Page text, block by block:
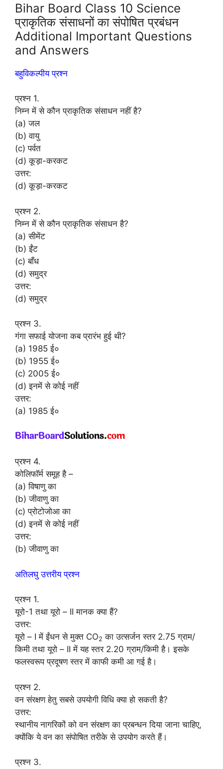
Bihar Board Class 10 Science
प्राकृतिक संसाधनों का संपोषित प्रबंधन
Additional Important Questions
and Answers
बहुविकल्पीय प्रश्न
प्रश्न 1.
निम्न में से कौन प्राकृतिक संसाधन नहीं है?
(a) जल
(b) वायु
(c) पर्वत
(d) कूड़ा-करकट
उत्तर:
(d) कूड़ा-करकट
प्रश्न 2.
निम्न में से कौन प्राकृतिक संसाधन है?
(a) सीमेंट
(b) ईंट
(c) बाँध
(d) समुद्र
उत्तर:
(d) समुद्र
प्रश्न 3.
गंगा सफाई योजना कब प्रारंभ हुई थी?
(a) 1985 ई०
(b) 1955 ई०
(c) 2005 ई०
(d) इनमें से कोई नहीं
उत्तर:
(a) 1985 ई०
प्रश्न 4.
कोलिफॉर्म समूह है –
(a) विषाणु का
(b) जीवाणु का
(c) प्रोटोजोआ का
(d) इनमें से कोई नहीं
उत्तर:
(b) जीवाणु का
अतिलघु उत्तरीय प्रश्न
प्रश्न 1.
यूरो-1 तथा यूरो – II मानक क्या हैं?
उत्तर:
यूरो – I में ईंधन से मुक्त CO2 का उत्सर्जन स्तर 2.75 ग्राम/
किमी तथा यूरो – II में यह स्तर 2.20 ग्राम/किमी है। इसके
फलस्वरूप प्रदूषण स्तर में काफी कमी आ गई है।
प्रश्न 2.
वन संरक्षण हेतु सबसे उपयोगी विधि क्या हो सकती है?
उत्तर:
स्थानीय नागरिकों को वन संरक्षण का प्रबन्धन दिया जाना चाहिए,
क्योंकि ये वन का संपोषित तरीके से उपयोग करते हैं।
प्रश्न 3.